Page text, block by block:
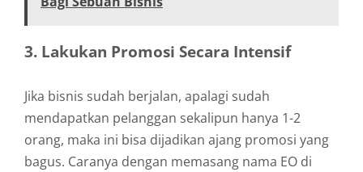
3. Lakukan Promosi Secara Intensif
Jika bisnis sudah berjalan, apalagi sudah
mendapatkan pelanggan sekalipun hanya 1-2
orang, maka ini bisa dijadikan ajang promosi yang
bagus. Caranya dengan memasang nama EO di